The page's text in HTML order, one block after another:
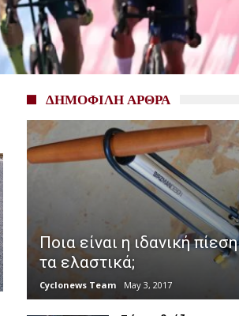
ΔΗΜΟΦΙΛΗ ΑΡΘΡΑ
Ποια είναι η ιδανική
τα ελαστικά;
Cyclonews Team May 3, 2017